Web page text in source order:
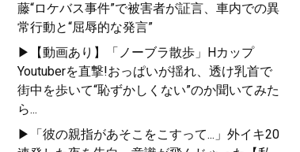
藤“ロケバス事件”で被害者が証言、車内での異
常行動と“屈辱的な発言”
▶【動画あり】「ノーブラ散歩」Hカップ
Youtuberを直撃!おっぱいが揺れ、透け乳首で
街中を歩いて“恥ずかしくない”のか聞いてみた
ら...
▶「彼の親指があそこをこすって...」外イキ20